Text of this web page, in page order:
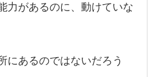
力があるのに、動けていな
にあるのではないだろう